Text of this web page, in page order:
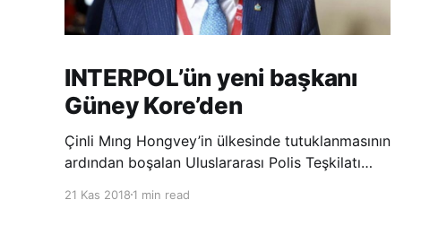
INTERPOL’ün yeni başkanı
Güney Kore’den
Çinli Mıng Hongvey’in ülkesinde tutuklanmasının
ardından boşalan Uluslararası Polis Teşkilatı
Jong Yang seçildi. INTERPOL Genel Kurulu’nun
21 Kas 2018 1 min read